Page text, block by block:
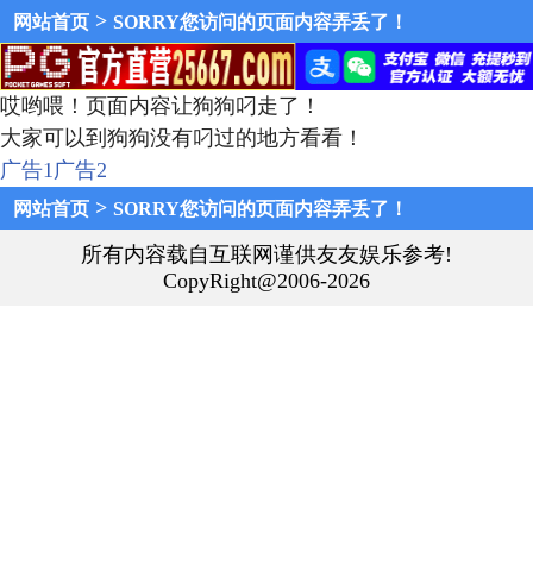
网站首页 > SORRY您访问的页面内容弄丢了！
哎哟喂！页面内容让狗狗叼走了！
大家可以到狗狗没有叼过的地方看看！
广告1广告2
网站首页 > SORRY您访问的页面内容弄丢了！
所有内容载自互联网谨供友友娱乐参考!
CopyRight@2006-2026